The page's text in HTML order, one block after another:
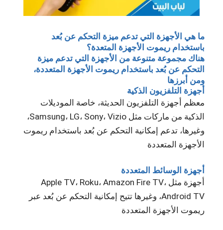
ما هي الأجهزة التي تدعم ميزة التحكم عن بُعد
باستخدام ريموت الأجهزة المتعدة؟
هناك مجموعة متنوعة من الأجهزة التي تدعم ميزة
التحكم عن بُعد باستخدام ريموت الأجهزة المتعددة،
ومن أبرزها
أجهزة التلفزيون الذكية
معظم أجهزة التلفزيون الحديثة، خاصة الموديلات
الذكية من ماركات مثل Samsung، LG، Sony، Vizio،
وغيرها، تدعم إمكانية التحكم عن بُعد باستخدام ريموت
الأجهزة المتعددة
أجهزة الوسائط المتعددة
أجهزة مثل Apple TV، Roku، Amazon Fire TV،
Android TV، وغيرها تتيح إمكانية التحكم عن بُعد عبر
ريموت الأجهزة المتعددة